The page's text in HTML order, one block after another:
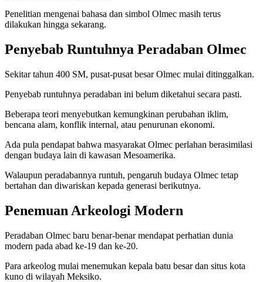
Penelitian mengenai bahasa dan simbol Olmec masih terus
dilakukan hingga sekarang.
Penyebab Runtuhnya Peradaban Olmec
Sekitar tahun 400 SM, pusat-pusat besar Olmec mulai ditinggalkan.
Penyebab runtuhnya peradaban ini belum diketahui secara pasti.
Beberapa teori menyebutkan kemungkinan perubahan iklim,
bencana alam, konflik internal, atau penurunan ekonomi.
Ada pula pendapat bahwa masyarakat Olmec perlahan berasimilasi
dengan budaya lain di kawasan Mesoamerika.
Walaupun peradabannya runtuh, pengaruh budaya Olmec tetap
bertahan dan diwariskan kepada generasi berikutnya.
Penemuan Arkeologi Modern
Peradaban Olmec baru benar-benar mendapat perhatian dunia
modern pada abad ke-19 dan ke-20.
Para arkeolog mulai menemukan kepala batu besar dan situs kota
kuno di wilayah Meksiko.